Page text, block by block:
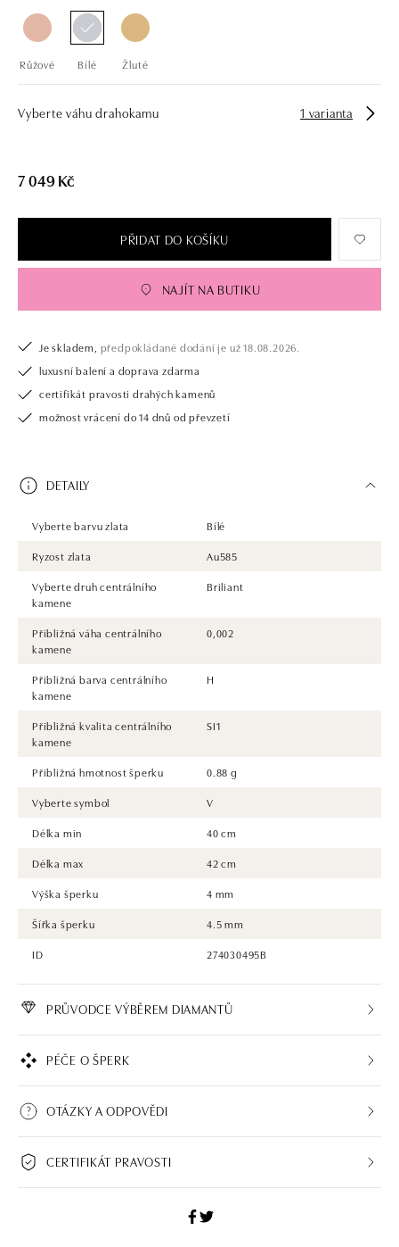
Růžové Bílé Žluté
Vyberte váhu drahokamu 1 varianta
7 049 Kč
PŘIDAT DO KOŠÍKU
NAJÍT NA BUTIKU
Je skladem, předpokládané dodání je už 18.08.2026.
luxusní balení a doprava zdarma
certifikát pravosti drahých kamenů
možnost vrácení do 14 dnů od převzetí
DETAILY
Vyberte barvu zlata
Bílé
Ryzost zlata
Au585
Vyberte druh centrálního
kamene
Briliant
Přibližná váha centrálního
kamene
0,002
Přibližná barva centrálního
kamene
H
Přibližná kvalita centrálního
kamene
SI1
Přibližná hmotnost šperku
0.88 g
Vyberte symbol
V
Délka min
40 cm
Délka max
42 cm
Výška šperku
4 mm
Šířka šperku
4.5 mm
ID
274030495B
PRŮVODCE VÝBĚREM DIAMANTŮ
PÉČE O ŠPERK
OTÁZKY A ODPOVĚDI
CERTIFIKÁT PRAVOSTI